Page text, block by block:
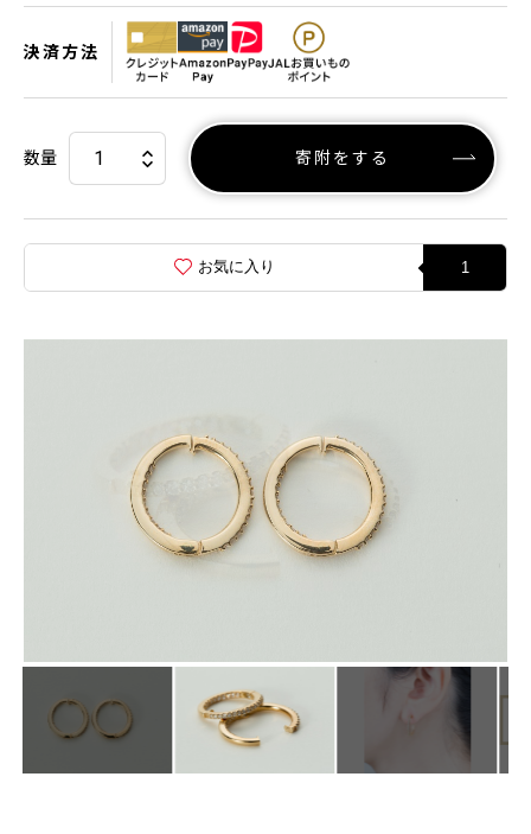
決済方法
数量 寄附をする
お気に入り 1